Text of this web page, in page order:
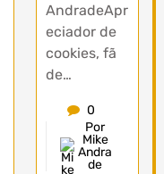
AndradeApr
eciador de
cookies, fã
de…
0
Por
Mike
Andra
de